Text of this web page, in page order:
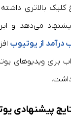
بالاتری
می‌دهد و
از یوتیوب
برای ویدیوهای